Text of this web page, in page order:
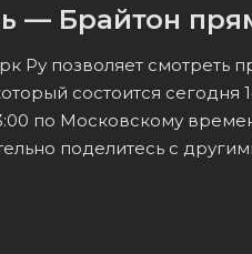
— Брайтон
Ру позволяет
состоится
по Московскому
поделитесь с